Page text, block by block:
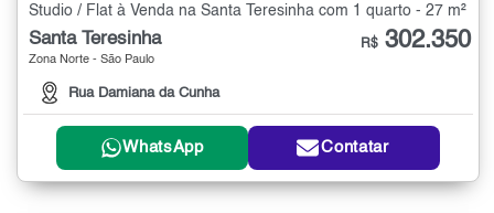
Studio / Flat à Venda na Santa Teresinha com 1 quarto - 27 m²
Santa Teresinha
Zona Norte - São Paulo
Rua Damiana da Cunha
R$ 302.350
WhatsApp Contatar